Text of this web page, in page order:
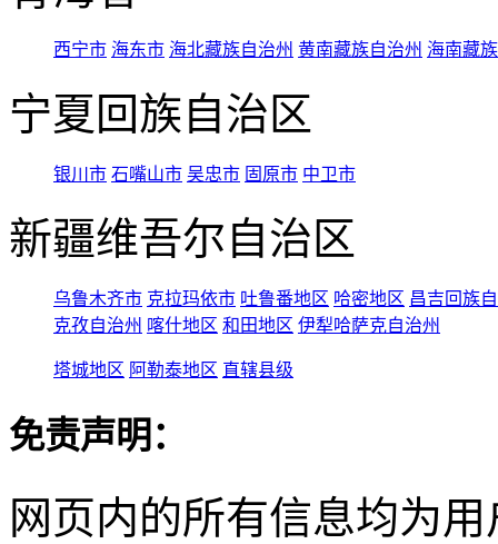
西宁市 海东市 海北藏族自治州 黄南藏族自治州 海南藏
宁夏回族自治区
银川市 石嘴山市 吴忠市 固原市 中卫市
新疆维吾尔自治区
乌鲁木齐市 克拉玛依市 吐鲁番地区 哈密地区 昌吉回族
克孜自治州 喀什地区 和田地区 伊犁哈萨克自治州
塔城地区 阿勒泰地区 直辖县级
免责声明：
网页内的所有信息均为